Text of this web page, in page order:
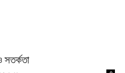
সতর্কতা